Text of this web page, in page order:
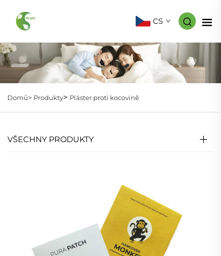
CS
Domů> Produkty> Pláster proti kocovině
VŠECHNY PRODUKTY